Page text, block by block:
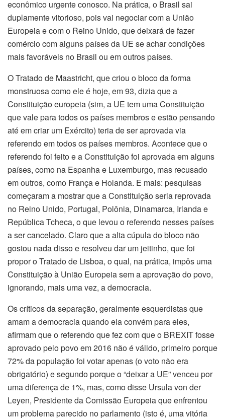
econômico urgente conosco. Na prática, o Brasil sai
duplamente vitorioso, pois vai negociar com a União
Europeia e com o Reino Unido, que deixará de fazer
comércio com alguns países da UE se achar condições
mais favoráveis no Brasil ou em outros países.
O Tratado de Maastricht, que criou o bloco da forma
monstruosa como ele é hoje, em 93, dizia que a
Constituição europeia (sim, a UE tem uma Constituição
que vale para todos os países membros e estão pensando
até em criar um Exército) teria de ser aprovada via
referendo em todos os países membros. Acontece que o
referendo foi feito e a Constituição foi aprovada em alguns
países, como na Espanha e Luxemburgo, mas recusado
em outros, como França e Holanda. E mais: pesquisas
começaram a mostrar que a Constituição seria reprovada
no Reino Unido, Portugal, Polônia, Dinamarca, Irlanda e
República Tcheca, o que levou o referendo nesses países
a ser cancelado. Claro que a alta cúpula do bloco não
gostou nada disso e resolveu dar um jeitinho, que foi
propor o Tratado de Lisboa, o qual, na prática, impôs uma
Constituição à União Europeia sem a aprovação do povo,
ignorando, mais uma vez, a democracia.
Os críticos da separação, geralmente esquerdistas que
amam a democracia quando ela convém para eles,
afirmam que o referendo que fez com que o BREXIT fosse
aprovado pelo povo em 2016 não é válido, primeiro porque
72% da população foi votar apenas (o voto não era
obrigatório) e segundo porque o “deixar a UE” venceu por
uma diferença de 1%, mas, como disse Ursula von der
Leyen, Presidente da Comissão Europeia que enfrentou
um problema parecido no parlamento (isto é, uma vitória